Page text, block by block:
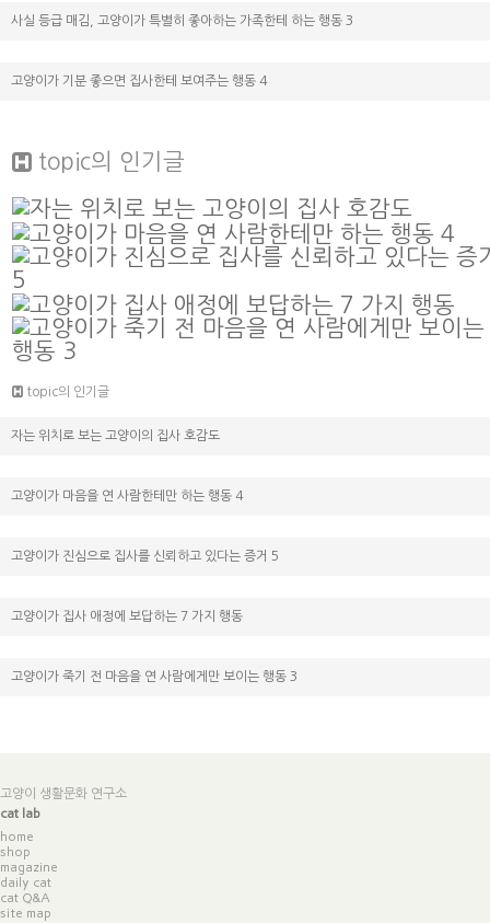
사실 등급 매김, 고양이가 특별히 좋아하는 가족한테 하는 행동 3
고양이가 기분 좋으면 집사한테 보여주는 행동 4
topic의 인기글
topic의 인기글
자는 위치로 보는 고양이의 집사 호감도
고양이가 마음을 연 사람한테만 하는 행동 4
고양이가 진심으로 집사를 신뢰하고 있다는 증거 5
고양이가 집사 애정에 보답하는 7 가지 행동
고양이가 죽기 전 마음을 연 사람에게만 보이는 행동 3
고양이 생활문화 연구소
cat lab
home
shop
magazine
daily cat
cat Q&A
site map